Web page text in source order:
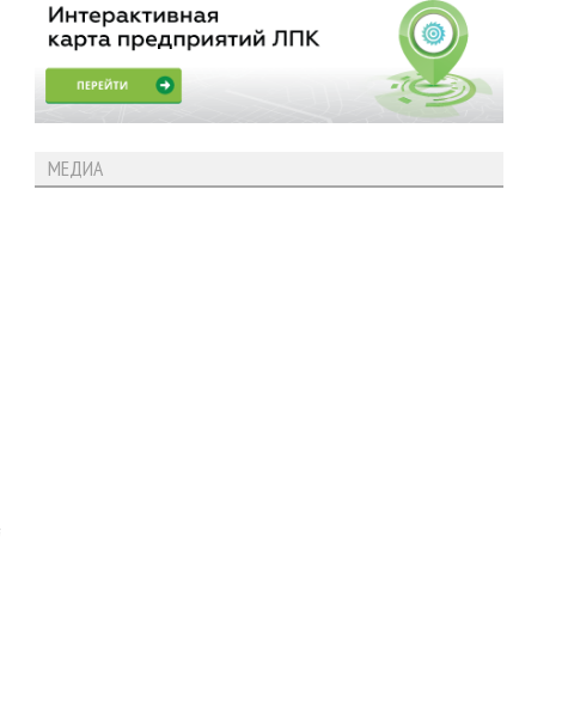
МЕДИА